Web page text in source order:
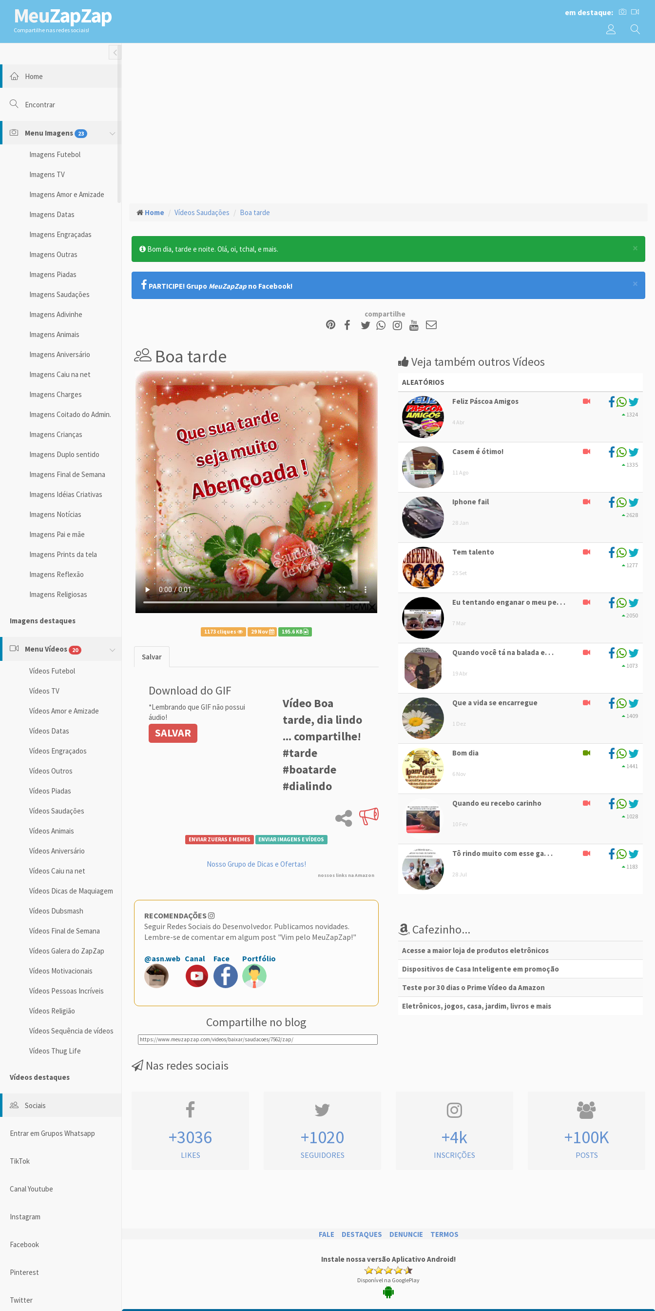
MeuZapZap
Compartilhe nas redes sociais!
em destaque:
Toggle Fullwidth
Home
Encontrar
Menu Imagens 23
Imagens Futebol
Imagens TV
Imagens Amor e Amizade
Imagens Datas
Imagens Engraçadas
Imagens Outras
Imagens Piadas
Imagens Saudações
Imagens Adivinhe
Imagens Animais
Imagens Aniversário
Imagens Caiu na net
Imagens Charges
Imagens Coitado do Admin.
Imagens Crianças
Imagens Duplo sentido
Imagens Final de Semana
Imagens Idéias Criativas
Imagens Notícias
Imagens Pai e mãe
Imagens Prints da tela
Imagens Reflexão
Imagens Religiosas
Imagens destaques
Menu Vídeos 20
Vídeos Futebol
Vídeos TV
Vídeos Amor e Amizade
Vídeos Datas
Vídeos Engraçados
Vídeos Outros
Vídeos Piadas
Vídeos Saudações
Vídeos Animais
Vídeos Aniversário
Vídeos Caiu na net
Vídeos Dicas de Maquiagem
Vídeos Dubsmash
Vídeos Final de Semana
Vídeos Galera do ZapZap
Vídeos Motivacionais
Vídeos Pessoas Incríveis
Vídeos Religião
Vídeos Sequência de vídeos
Vídeos Thug Life
Vídeos destaques
Sociais
Entrar em Grupos Whatsapp
TikTok
Canal Youtube
Instagram
Facebook
Pinterest
Twitter
Home Vídeos Saudações Boa tarde
×
Bom dia, tarde e noite. Olá, oi, tchal, e mais.
×
PARTICIPE! Grupo MeuZapZap no Facebook!
compartilhe
Boa tarde
1173 cliques 29 Nov 195.6 KB
Salvar
Download do GIF
*Lembrando que GIF não possui
áudio!
SALVAR
Vídeo Boa
tarde, dia lindo
... compartilhe!
#tarde
#boatarde
#dialindo
ENVIAR ZUERAS E MEMES ENVIAR IMAGENS E VÍDEOS
Nosso Grupo de Dicas e Ofertas!
nossos links na Amazon
RECOMENDAÇÕES
Seguir Redes Sociais do Desenvolvedor. Publicamos novidades.
Lembre-se de comentar em algum post "Vim pelo MeuZapZap!"
@asn.web Canal Face Portfólio
Compartilhe no blog
Veja também outros Vídeos
ALEATÓRIOS
Feliz Páscoa Amigos
4 Abr
1324
Casem é ótimo!
11 Ago
1335
Iphone fail
28 Jan
2628
Tem talento
25 Set
1277
Eu tentando enganar o meu pe. . .
7 Mar
2050
Quando você tá na balada e. . .
19 Abr
1073
Que a vida se encarregue
1 Dez
1409
Bom dia
6 Nov
1441
Quando eu recebo carinho
10 Fev
1028
Tô rindo muito com esse ga. . .
28 Jul
1183
Cafezinho...
Acesse a maior loja de produtos eletrônicos
Dispositivos de Casa Inteligente em promoção
Teste por 30 dias o Prime Vídeo da Amazon
Eletrônicos, jogos, casa, jardim, livros e mais
Nas redes sociais
+3036
LIKES
+1020
SEGUIDORES
+4k
INSCRIÇÕES
+100K
POSTS
FALE DESTAQUES DENUNCIE TERMOS
Instale nossa versão Aplicativo Android!
Disponível na GooglePlay